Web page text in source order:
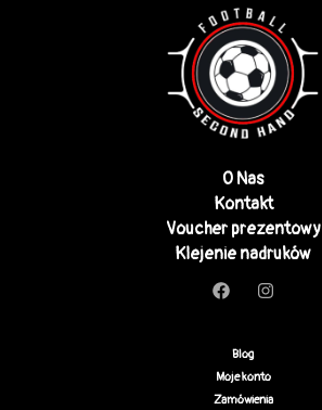
O Nas
Kontakt
Voucher prezentowy
Klejenie nadruków
Blog
Moje konto
Zamówienia